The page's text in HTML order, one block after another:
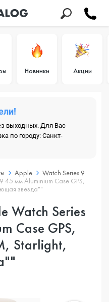
Новинки Акции
выходных. Для Вас
по городу: Санкт-
Apple
Watch Series 9
мм Aluminium Case GPS,
звезда""
Watch Series
Case GPS,
Starlight,